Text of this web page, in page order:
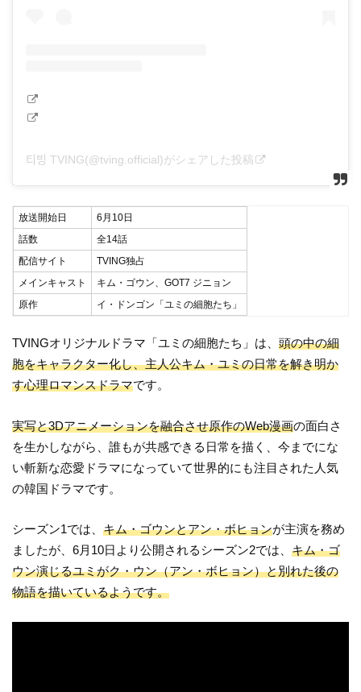
티빙 TVING(@tving.official)がシェアした投稿
放送開始日
6月10日
話数
全14話
配信サイト
TVING独占
メインキャスト
キム・ゴウン、GOT7 ジニョン
原作
イ・ドンゴン「ユミの細胞たち」
TVINGオリジナルドラマ「ユミの細胞たち」は、頭の中の細
胞をキャラクター化し、主人公キム・ユミの日常を解き明か
す心理ロマンスドラマです。
実写と3Dアニメーションを融合させ原作のWeb漫画の面白さ
を生かしながら、誰もが共感できる日常を描く、今までにな
い斬新な恋愛ドラマになっていて世界的にも注目された人気
の韓国ドラマです。
シーズン1では、キム・ゴウンとアン・ボヒョンが主演を務め
ましたが、6月10日より公開されるシーズン2では、キム・ゴ
ウン演じるユミがク・ウン（アン・ボヒョン）と別れた後の
物語を描いているようです。